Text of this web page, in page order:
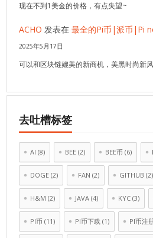
现在不到1美金的价格，有点失望~
ACHO 发表在最全的Pi币|派币|Pi
2025年5月17日
可以和区块链媲美的新商机，美黑时尚新
去吐槽标签
AI (8) BEE (2) BEE币 (6)
DOGE (2) FAN (2) GITHUB (2)
H&M (2) JAVA (4) KYC (3)
PI币 (11) PI币下载 (1) PI币注